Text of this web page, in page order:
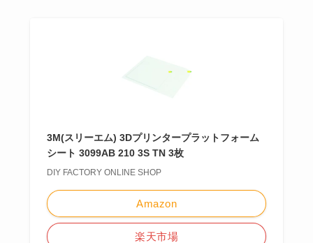
3M(スリーエム) 3Dプリンタープラットフォーム
シート 3099AB 210 3S TN 3枚
DIY FACTORY ONLINE SHOP
Amazon
楽天市場